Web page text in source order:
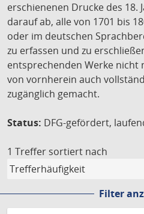
erschienenen Drucke des 18.
darauf ab, alle von 1701 bis
oder im deutschen
zu erfassen und zu
entsprechenden Werke
von vornherein auch
zugänglich gemacht.
Status: DFG-gefördert,
1 Treffer sortiert nach
Filter